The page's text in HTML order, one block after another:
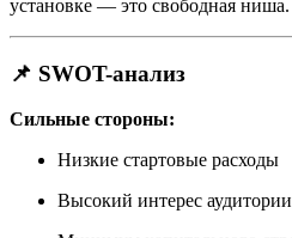
установке — это свободная ниша.
📌 SWOT-анализ
Сильные стороны:
Низкие стартовые расходы
Высокий интерес аудитории